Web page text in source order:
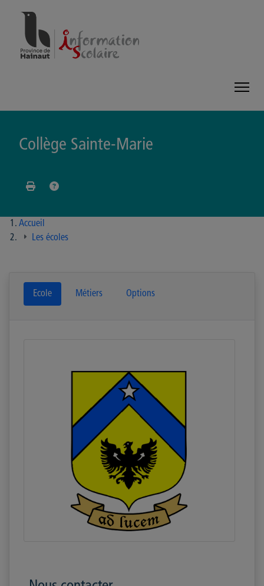
Collège Sainte-Marie
Accueil
Les écoles
Ecole Métiers Options